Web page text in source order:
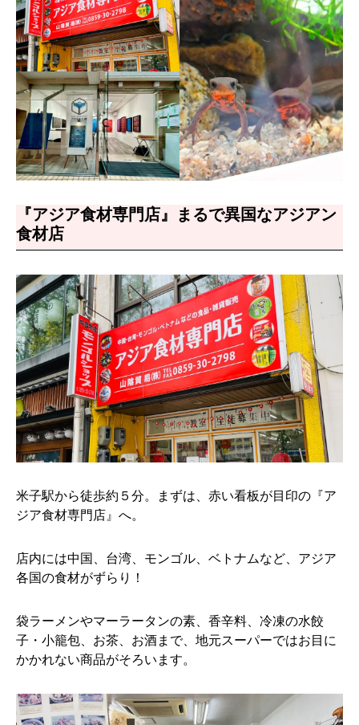
『アジア食材専門店』まるで異国なアジアン
食材店
米子駅から徒歩約５分。まずは、赤い看板が目印の『ア
ジア食材専門店』へ。
店内には中国、台湾、モンゴル、ベトナムなど、アジア
各国の食材がずらり！
袋ラーメンやマーラータンの素、香辛料、冷凍の水餃
子・小籠包、お茶、お酒まで、地元スーパーではお目に
かかれない商品がそろいます。